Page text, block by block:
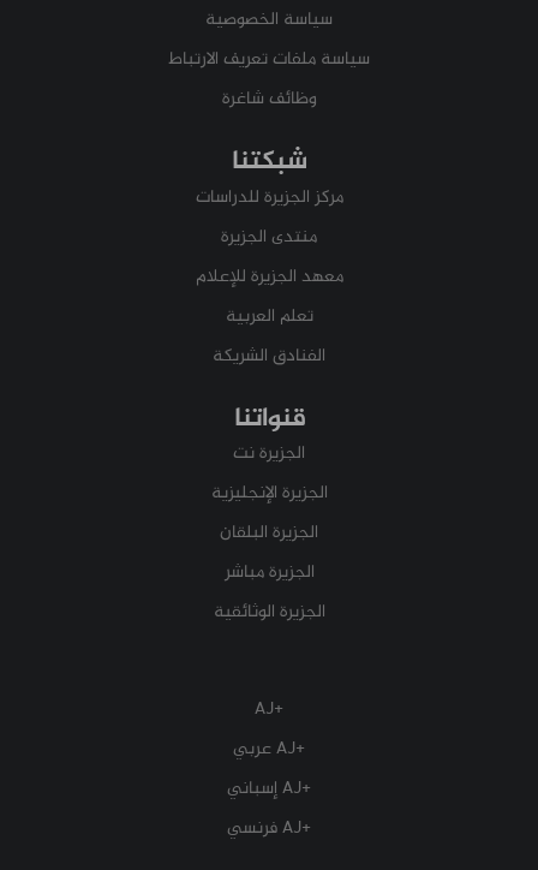
سياسة الخصوصية
سياسة ملفات تعريف الارتباط
وظائف شاغرة
شبكتنا
مركز الجزيرة للدراسات
منتدى الجزيرة
معهد الجزيرة للإعلام
تعلم العربية
الفنادق الشريكة
قنواتنا
الجزيرة نت
الجزيرة الإنجليزية
الجزيرة البلقان
الجزيرة مباشر
الجزيرة الوثائقية
+AJ
+AJ عربي
+AJ إسباني
+AJ فرنسي